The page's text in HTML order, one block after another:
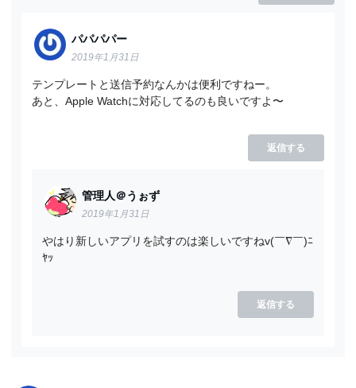
パパパパー
2019年1月31日
テンプレートと送信予約なんかは便利ですねー。
あと、Apple Watchに対応してるのも良いですよ〜
返信する
管理人＠うぉず
2019年1月31日
やはり新しいアプリを試すのは楽しいですねv(￣∇￣)ﾆ
ﾔｯ
返信する